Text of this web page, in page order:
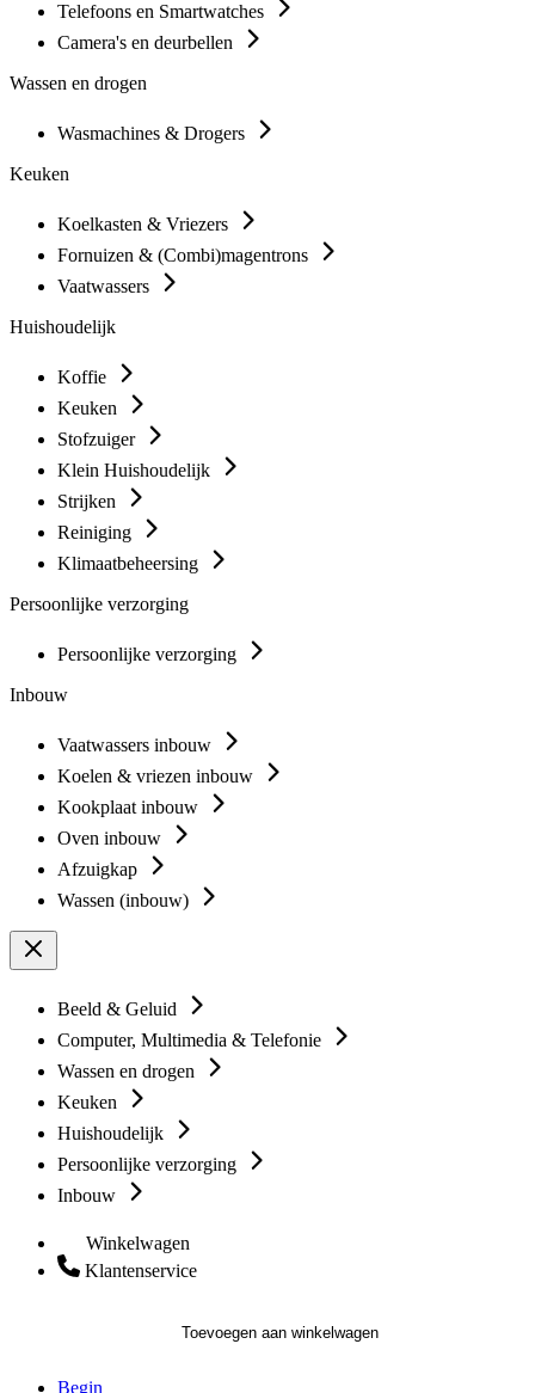
Telefoons en Smartwatches
Camera's en deurbellen
Wassen en drogen
Wasmachines & Drogers
Keuken
Koelkasten & Vriezers
Fornuizen & (Combi)magentrons
Vaatwassers
Huishoudelijk
Koffie
Keuken
Stofzuiger
Klein Huishoudelijk
Strijken
Reiniging
Klimaatbeheersing
Persoonlijke verzorging
Persoonlijke verzorging
Inbouw
Vaatwassers inbouw
Koelen & vriezen inbouw
Kookplaat inbouw
Oven inbouw
Afzuigkap
Wassen (inbouw)
Beeld & Geluid
Computer, Multimedia & Telefonie
Wassen en drogen
Keuken
Huishoudelijk
Persoonlijke verzorging
Inbouw
Winkelwagen
Klantenservice
Toevoegen aan winkelwagen
Begin